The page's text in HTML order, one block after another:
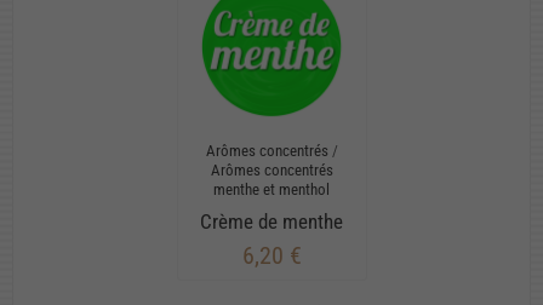
Arômes concentrés /
Arômes concentrés
menthe et menthol
Crème de menthe
6,20 €